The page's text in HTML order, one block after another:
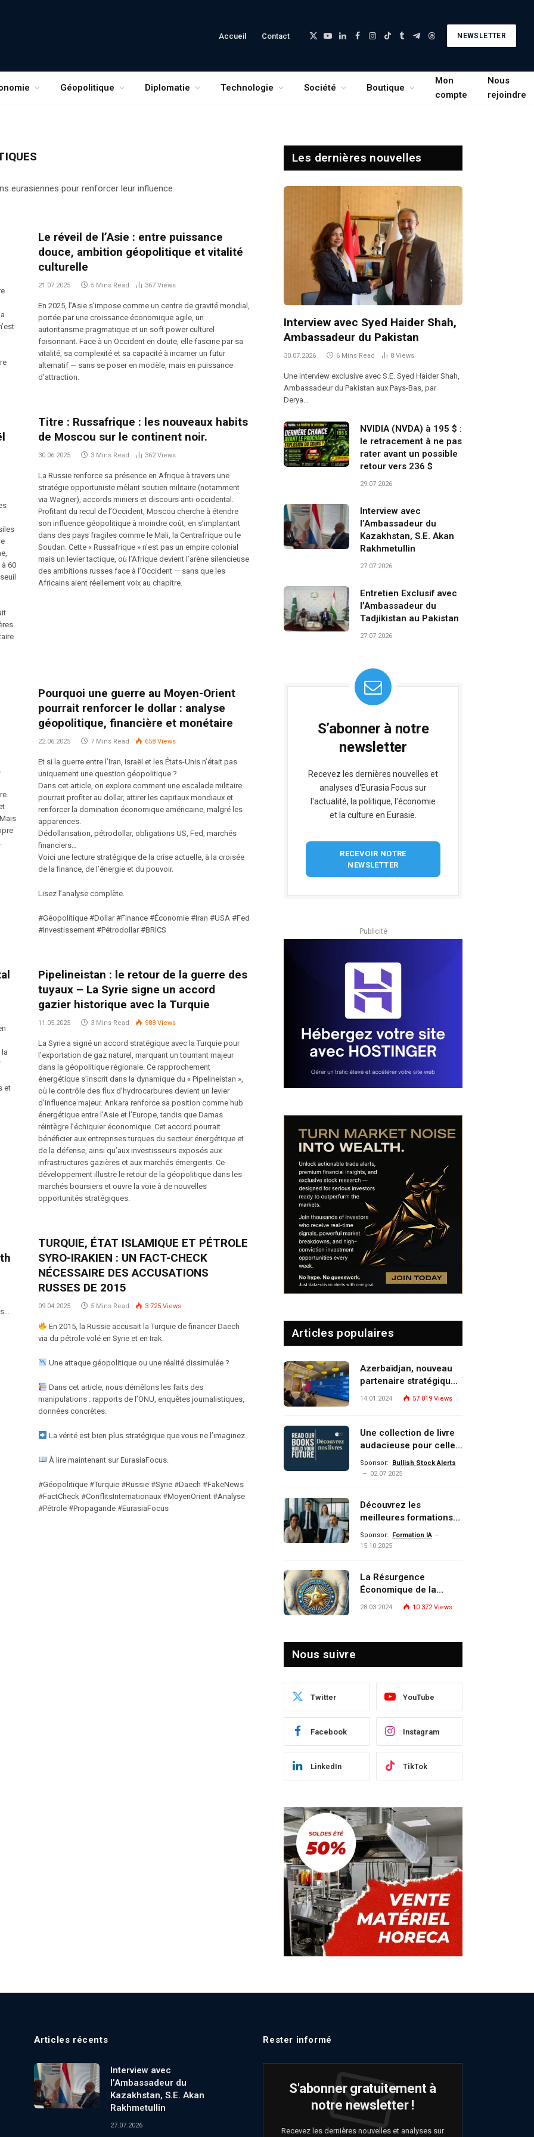
Accueil Contact
X
YouTube
LinkedInFacebook
Instagram
TikTokTumblrTelegramThreads
NEWSLETTER
Géopolitique Diplomatie Technologie Société Boutique
Mon
compte
Nous
rejoindre
eurasiennes pour renforcer leur influence.
Le réveil de l’Asie : entre puissance
douce, ambition géopolitique et vitalité
culturelle
21.07.2025 5 Mins Read 367 Views
En 2025, l’Asie s’impose comme un centre de gravité mondial,
portée par une croissance économique agile, un
autoritarisme pragmatique et un soft power culturel
foisonnant. Face à un Occident en doute, elle fascine par sa
vitalité, sa complexité et sa capacité à incarner un futur
alternatif — sans se poser en modèle, mais en puissance
d’attraction.
60
Titre : Russafrique : les nouveaux habits
de Moscou sur le continent noir.
30.06.2025 3 Mins Read 362Views
La Russie renforce sa présence en Afrique à travers une
stratégie opportuniste mêlant soutien militaire (notamment
via Wagner), accords miniers et discours anti-occidental.
Profitant du recul de l’Occident, Moscou cherche à étendre
son influence géopolitique à moindre coût, en s’implantant
dans des pays fragiles comme le Mali, la Centrafrique ou le
Soudan. Cette « Russafrique » n’est pas un empire colonial
mais un levier tactique, où l’Afrique devient l’arène silencieuse
des ambitions russes face à l’Occident — sans que les
Africains aient réellement voix au chapitre.
Pourquoi une guerre au Moyen-Orient
pourrait renforcer le dollar : analyse
géopolitique, financière et monétaire
22.06.2025 7 Mins Read 658 Views
Et si la guerre entre l’Iran, Israël et les États-Unis n’était pas
uniquement une question géopolitique ?
Dans cet article, on explore comment une escalade militaire
pourrait profiter au dollar, attirer les capitaux mondiaux et
renforcer la domination économique américaine, malgré les
apparences.
Dédollarisation, pétrodollar, obligations US, Fed, marchés
financiers…
Voici une lecture stratégique de la crise actuelle, à la croisée
de la finance, de l’énergie et du pouvoir.
Lisez l’analyse complète.
#Géopolitique #Dollar #Finance #Économie #Iran #USA #Fed
#Investissement #Pétrodollar #BRICS
la
et
Pipelineistan : le retour de la guerre des
tuyaux – La Syrie signe un accord
gazier historique avec la Turquie
11.05.2025 3 Mins Read 988 Views
La Syrie a signé un accord stratégique avec la Turquie pour
l’exportation de gaz naturel, marquant un tournant majeur
dans la géopolitique régionale. Ce rapprochement
énergétique s’inscrit dans la dynamique du « Pipelineistan »,
où le contrôle des flux d’hydrocarbures devient un levier
d’influence majeur. Ankara renforce sa position comme hub
énergétique entre l’Asie et l’Europe, tandis que Damas
réintègre l’échiquier économique. Cet accord pourrait
bénéficier aux entreprises turques du secteur énergétique et
de la défense, ainsi qu’aux investisseurs exposés aux
infrastructures gazières et aux marchés émergents. Ce
développement illustre le retour de la géopolitique dans les
marchés boursiers et ouvre la voie à de nouvelles
opportunités stratégiques.
TURQUIE, ÉTAT ISLAMIQUE ET PÉTROLE
SYRO-IRAKIEN : UN FACT-CHECK
NÉCESSAIRE DES ACCUSATIONS
RUSSES DE 2015
09.04.2025 5 Mins Read 3 725 Views
En 2015, la Russie accusait la Turquie de financer Daech
via du pétrole volé en Syrie et en Irak.
Une attaque géopolitique ou une réalité dissimulée ?
Dans cet article, nous démêlons les faits des
manipulations : rapports de l’ONU, enquêtes journalistiques,
données concrètes.
La vérité est bien plus stratégique que vous ne l’imaginez.
À lire maintenant sur EurasiaFocus.
#Géopolitique #Turquie #Russie #Syrie #Daech #FakeNews
#FactCheck #ConflitsInternationaux #MoyenOrient #Analyse
#Pétrole #Propagande #EurasiaFocus
Les dernières nouvelles
Interview avec Syed Haider Shah,
Ambassadeur du Pakistan
30.07.2026 6 Mins Read 8 Views
Une interview exclusive avec S.E. Syed Haider Shah,
Ambassadeur du Pakistan aux Pays-Bas, par
Derya…
NVIDIA (NVDA) à 195 $ :
le retracement à ne pas
rater avant un possible
retour vers 236 $
29.07.2026
Interview avec
l’Ambassadeur du
Kazakhstan, S.E. Akan
Rakhmetullin
27.07.2026
Entretien Exclusif avec
l’Ambassadeur du
Tadjikistan au Pakistan
27.07.2026
S’abonner à notre
newsletter
Recevez les dernières nouvelles et
analyses d'Eurasia Focus sur
l'actualité, la politique, l'économie
et la culture en Eurasie.
RECEVOIR NOTRE
NEWSLETTER
Publicité
Articles populaires
Azerbaïdjan, nouveau
partenaire stratégique
de l’Union européenne
14.01.2024 57 019 Views
Une collection de livre
audacieuse pour celles
et ceux qui veulent
comprendre, investir et
Sponsor:
Bullish Stock Alerts
02.07.2025
Découvrez les
meilleures formations
Data, IA, automatisation
et investissement
écosystème d’experts
Sponsor:
Formation IA
15.10.2025
La Résurgence
Économique de la
Turquie : Naviguer dans
28.03.2024 10 372Views
Nous suivre
Twitter YouTube
Facebook Instagram
LinkedIn TikTok
Articles récents
Interview avec
l’Ambassadeur du
Kazakhstan, S.E. Akan
Rakhmetullin
27.07.2026
Rester informé
S'abonner gratuitement à
notre newsletter !
Recevez les dernières nouvelles et analyses sur